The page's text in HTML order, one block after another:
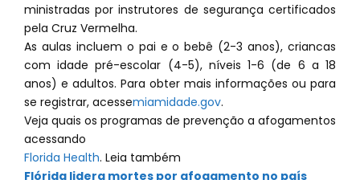
ministradas por instrutores de segurança certificados
pela Cruz Vermelha.
As aulas incluem o pai e o bebê (2-3 anos), criancas
com idade pré-escolar (4-5), níveis 1-6 (de 6 a 18
anos) e adultos. Para obter mais informações ou para
se registrar, acessemiamidade.gov.
Veja quais os programas de prevenção a afogamentos
acessando
Florida Health. Leia também
Flórida lidera mortes por afogamento no país